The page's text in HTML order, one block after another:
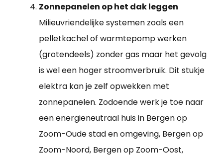
Zonnepanelen op het dak leggen
Milieuvriendelijke systemen zoals een
pelletkachel of warmtepomp werken
(grotendeels) zonder gas maar het gevolg
is wel een hoger stroomverbruik. Dit stukje
elektra kan je zelf opwekken met
zonnepanelen. Zodoende werk je toe naar
een energieneutraal huis in Bergen op
Zoom-Oude stad en omgeving, Bergen op
Zoom-Noord, Bergen op Zoom-Oost,